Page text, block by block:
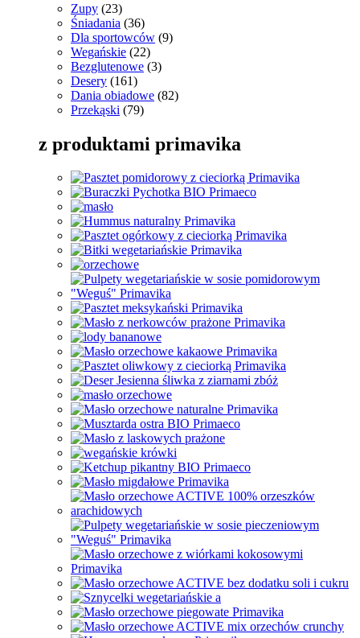
Zupy (23)
Śniadania (36)
Dla sportowców (9)
Wegańskie (22)
Bezglutenowe (3)
Desery (161)
Dania obiadowe (82)
Przekąski (79)
z produktami primavika